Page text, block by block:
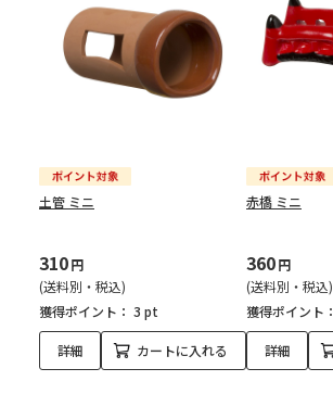
土管 ミニ
310円
(送料別・税込)
獲得ポイント： 3 pt
詳細 カートに入れる
赤橋 ミニ
360円
(送料別・税込)
獲得ポイント：
詳細